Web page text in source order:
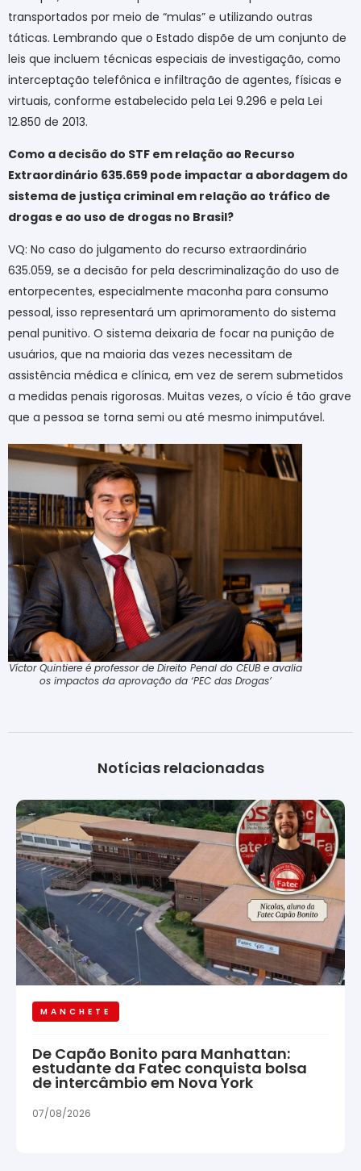
transportados por meio de “mulas” e utilizando outras
táticas. Lembrando que o Estado dispõe de um conjunto de
leis que incluem técnicas especiais de investigação, como
interceptação telefônica e infiltração de agentes, físicas e
virtuais, conforme estabelecido pela Lei 9.296 e pela Lei
12.850 de 2013.
Como a decisão do STF em relação ao Recurso
Extraordinário 635.659 pode impactar a abordagem do
sistema de justiça criminal em relação ao tráfico de
drogas e ao uso de drogas no Brasil?
VQ: No caso do julgamento do recurso extraordinário
635.059, se a decisão for pela descriminalização do uso de
entorpecentes, especialmente maconha para consumo
pessoal, isso representará um aprimoramento do sistema
penal punitivo. O sistema deixaria de focar na punição de
usuários, que na maioria das vezes necessitam de
assistência médica e clínica, em vez de serem submetidos
a medidas penais rigorosas. Muitas vezes, o vício é tão grave
que a pessoa se torna semi ou até mesmo inimputável.
Víctor Quintiere é professor de Direito Penal do CEUB e avalia
os impactos da aprovação da ‘PEC das Drogas’
Notícias relacionadas
MANCHETE
De Capão Bonito para Manhattan:
estudante da Fatec conquista bolsa
de intercâmbio em Nova York
07/08/2026